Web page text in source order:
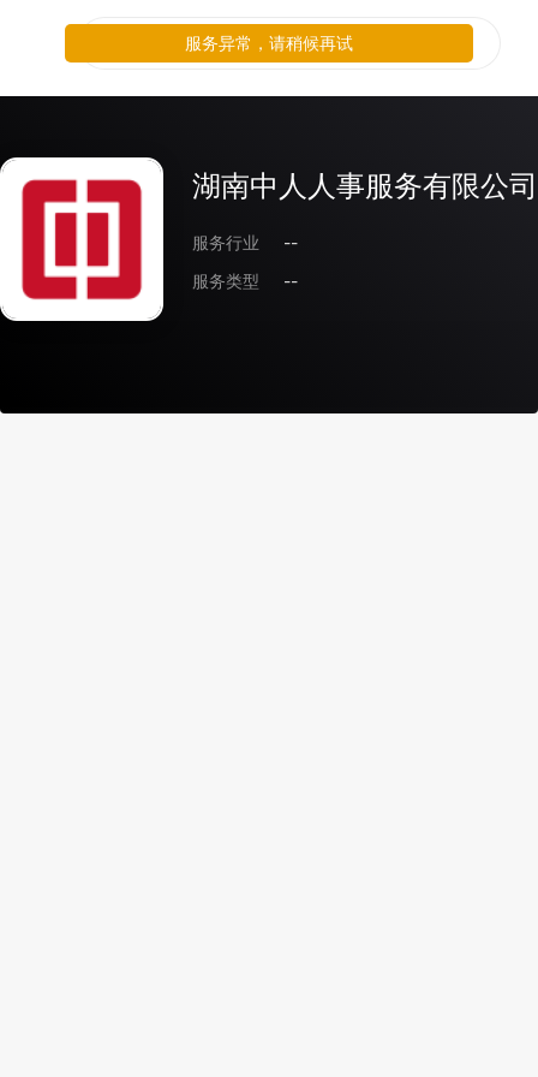
湖南中人人事服务有限公司
服务行业
--
服务类型
--
服务异常，请稍候再试